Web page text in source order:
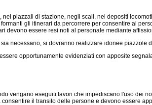
piazzali di stazione, negli scali, nei depositi
gli itinerari da percorrere per consentire al
devono essere resi noti al personale mediante
necessario, si dovranno realizzare idonee piazzole
opportunamente evidenziati con apposite
vengano eseguiti lavori che impediscano l'uso dei
il transito delle persone e devono essere